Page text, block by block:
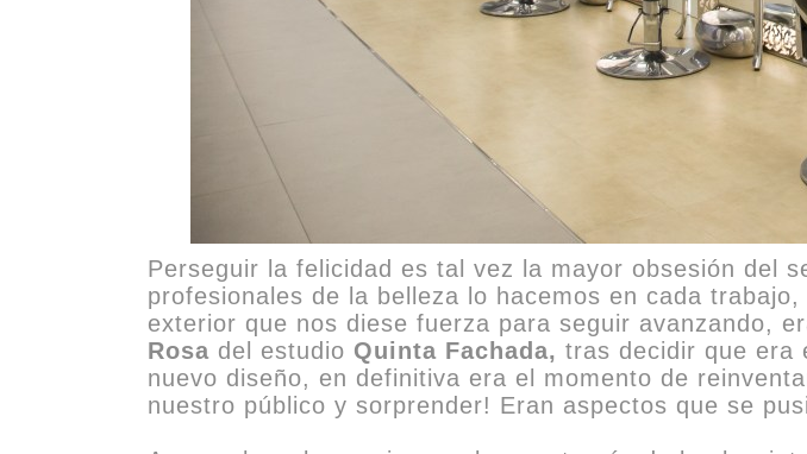
Perseguir la felicidad es tal vez la mayor obsesión del
profesionales de la belleza lo hacemos en cada
exterior que nos diese fuerza para seguir avanzando,
Rosa del estudio Quinta Fachada, tras decidir que era
nuevo diseño, en definitiva era el momento de
nuestro público y sorprender! Eran aspectos que se